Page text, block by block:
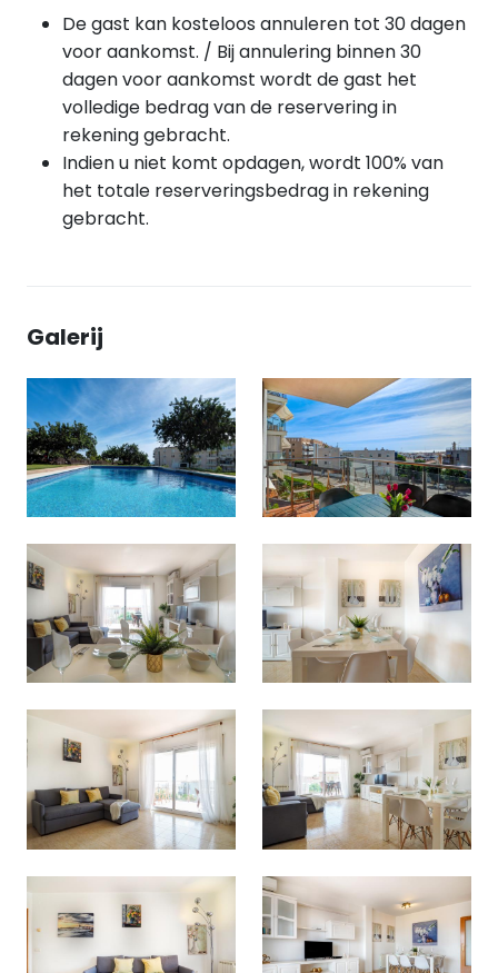
De gast kan kosteloos annuleren tot 30 dagen
voor aankomst. / Bij annulering binnen 30
dagen voor aankomst wordt de gast het
volledige bedrag van de reservering in
rekening gebracht.
Indien u niet komt opdagen, wordt 100% van
het totale reserveringsbedrag in rekening
gebracht.
Galerij